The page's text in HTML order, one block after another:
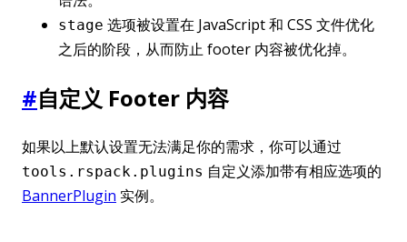
stage 选项被设置在 JavaScript 和 CSS 文件优化
之后的阶段，从而防止 footer 内容被优化掉。
#自定义 Footer 内容
如果以上默认设置无法满足你的需求，你可以通过
tools.rspack.plugins 自定义添加带有相应选项的
BannerPlugin 实例。